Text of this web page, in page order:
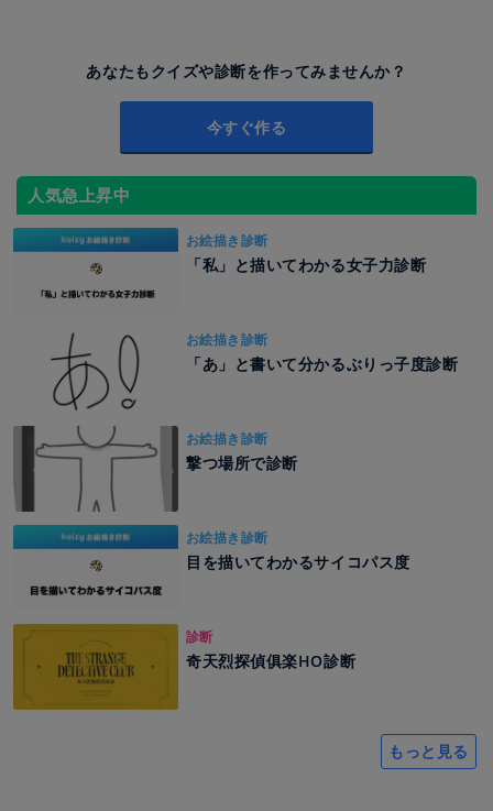
あなたもクイズや診断を作ってみませんか？
今すぐ作る
人気急上昇中
お絵描き診断
「私」と描いてわかる女子力診断
お絵描き診断
「あ」と書いて分かるぶりっ子度診断
お絵描き診断
撃つ場所で診断
お絵描き診断
目を描いてわかるサイコパス度
診断
奇天烈探偵俱楽HO診断
もっと見る